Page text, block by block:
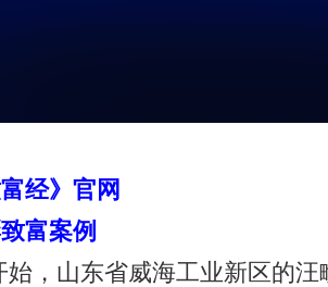
经》官网
富案例
，山东省威海工业新区的汪